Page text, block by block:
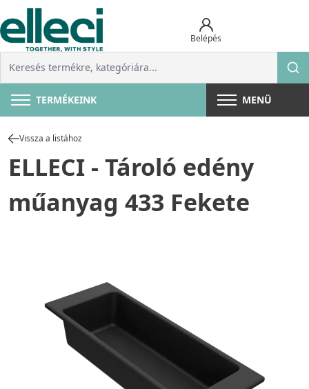
Belépés
TERMÉKEINK MENÜ
Vissza a listához
ELLECI - Tároló edény
műanyag 433 Fekete